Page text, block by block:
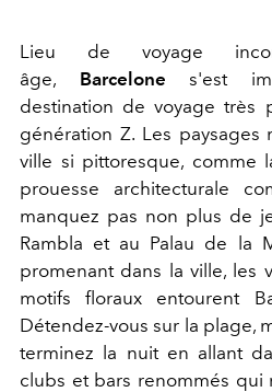
Lieu de voyage
âge,
Barcelone
s'est
destination de voyage très
génération Z. Les
ville si pittoresque, comme
prouesse architecturale
manquez pas non plus de
Rambla et au Palau de la
promenant dans la ville, les
motifs floraux entourent
Détendez-vous sur la plage,
terminez la nuit en allant
clubs et bars renommés qui